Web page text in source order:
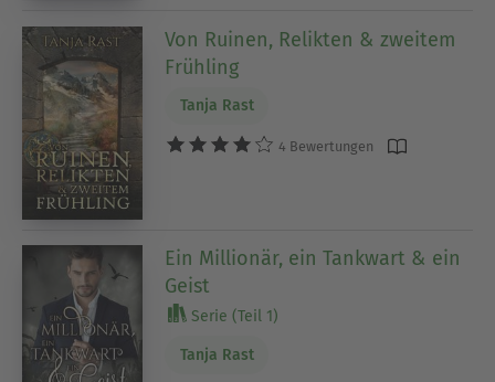
Von Ruinen, Relikten & zweitem
Frühling
Tanja Rast
4 Bewertungen
Ein Millionär, ein Tankwart & ein
Geist
Serie (Teil 1)
Tanja Rast